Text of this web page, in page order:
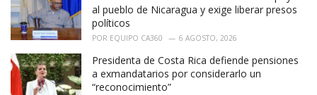
al pueblo de Nicaragua y exige liberar presos
políticos
POR EQUIPO CA360 6 AGOSTO, 2026
Presidenta de Costa Rica defiende pensiones
a exmandatarios por considerarlo un
“reconocimiento”